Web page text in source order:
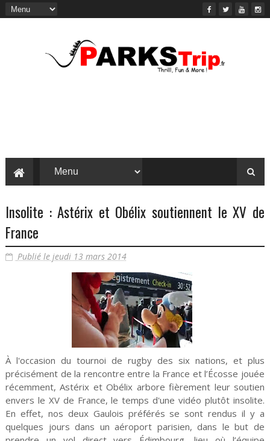
Insolite : Astérix et Obélix soutiennent le XV de
France
Publié le jeudi 13 mars 2014
À l'occasion du tournoi de rugby des six nations, et plus
précisément de la rencontre entre la France et l’Écosse jouée
récemment, Astérix et Obélix arbore fièrement leur soutien
envers le XV de France, le temps d'une vidéo plutôt insolite.
En effet, nos deux Gaulois préférés se sont rendus il y a
quelques jours dans un aéroport parisien, dans le but de